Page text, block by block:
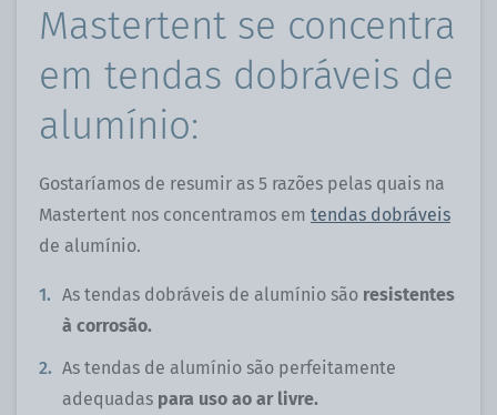
Mastertent se concentra
em tendas dobráveis de
alumínio:
Gostaríamos de resumir as 5 razões pelas quais na
Mastertent nos concentramos em tendas dobráveis
de alumínio.
As tendas dobráveis ​​de alumínio são resistentes
à corrosão.
As tendas de alumínio são perfeitamente
adequadas para uso ao ar livre.